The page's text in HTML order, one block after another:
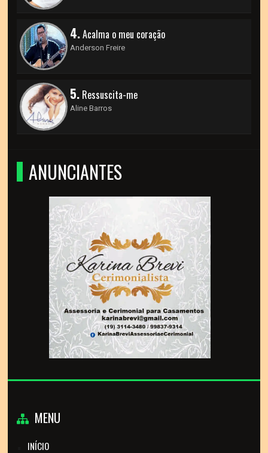
4.Acalma o meu coração
Anderson Freire
5. Ressuscita-me
Aline Barros
ANUNCIANTES
MENU
INÍCIO